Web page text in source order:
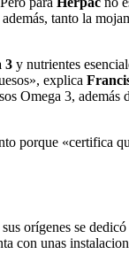
además, tanto la
3 y nutrientes
explica
Omega 3,
porque «certifica
orígenes se
unas